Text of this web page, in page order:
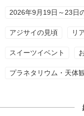
2026年9月19日～23日
アジサイの見頃 リ
スイーツイベント
プラネタリウム・天体